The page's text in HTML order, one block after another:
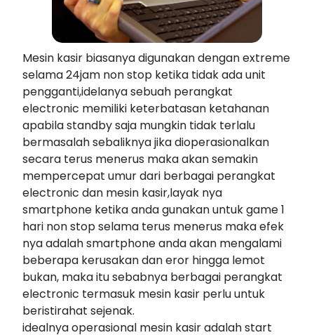
Mesin kasir biasanya digunakan dengan extreme
selama 24jam non stop ketika tidak ada unit
pengganti,idelanya sebuah perangkat
electronic memiliki keterbatasan ketahanan
apabila standby saja mungkin tidak terlalu
bermasalah sebaliknya jika dioperasionalkan
secara terus menerus maka akan semakin
mempercepat umur dari berbagai perangkat
electronic dan mesin kasir,layak nya
smartphone ketika anda gunakan untuk game 1
hari non stop selama terus menerus maka efek
nya adalah smartphone anda akan mengalami
beberapa kerusakan dan eror hingga lemot
bukan, maka itu sebabnya berbagai perangkat
electronic termasuk mesin kasir perlu untuk
beristirahat sejenak.
idealnya operasional mesin kasir adalah start